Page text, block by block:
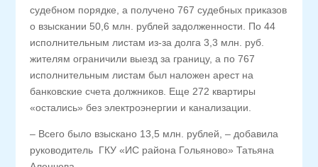
судебном порядке, а получено 767 судебных приказов
о взыскании 50,6 млн. рублей задолженности. По 44
исполнительным листам из-за долга 3,3 млн. руб.
жителям ограничили выезд за границу, а по 767
исполнительным листам был наложен арест на
банковские счета должников. Еще 272 квартиры
«остались» без электроэнергии и канализации.
– Всего было взыскано 13,5 млн. рублей, – добавила
руководитель ГКУ «ИС района Гольяново» Татьяна